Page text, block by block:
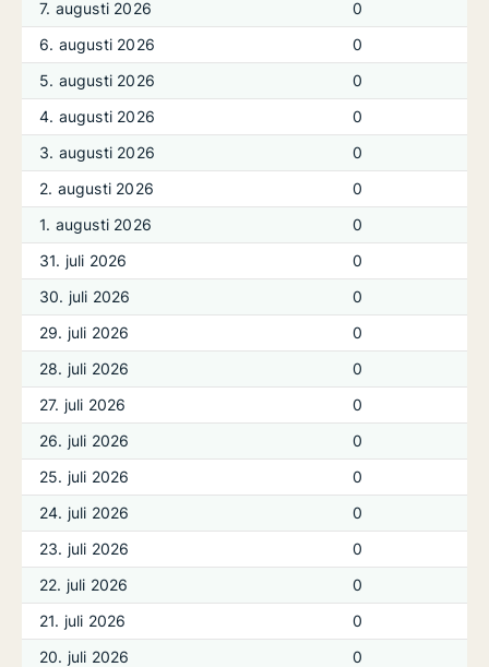
7. augusti 2026
0
6. augusti 2026
0
5. augusti 2026
0
4. augusti 2026
0
3. augusti 2026
0
2. augusti 2026
0
1. augusti 2026
0
31. juli 2026
0
30. juli 2026
0
29. juli 2026
0
28. juli 2026
0
27. juli 2026
0
26. juli 2026
0
25. juli 2026
0
24. juli 2026
0
23. juli 2026
0
22. juli 2026
0
21. juli 2026
0
20. juli 2026
0